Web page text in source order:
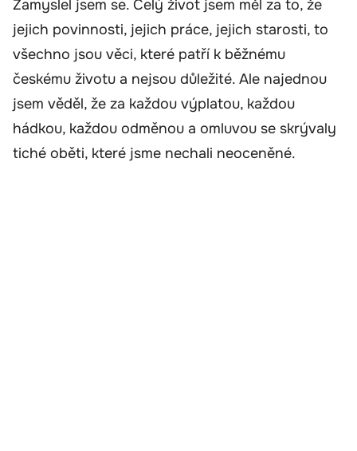
Zamyslel jsem se. Celý život jsem měl za to, že
jejich povinnosti, jejich práce, jejich starosti, to
všechno jsou věci, které patří k běžnému
českému životu a nejsou důležité. Ale najednou
jsem věděl, že za každou výplatou, každou
hádkou, každou odměnou a omluvou se skrývaly
tiché oběti, které jsme nechali neoceněné.